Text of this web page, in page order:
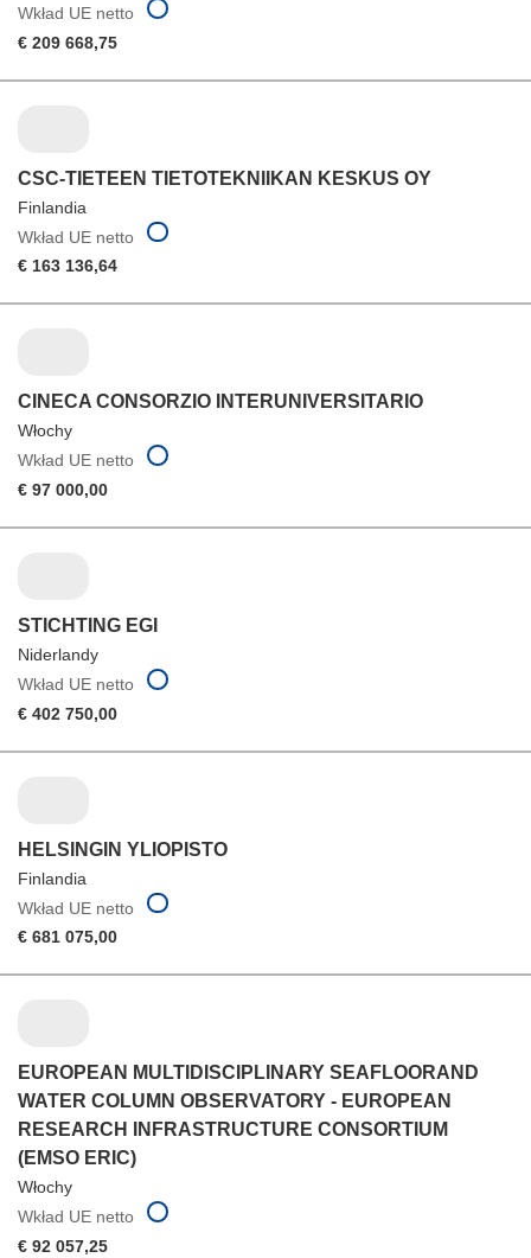
Wkład UE netto
€ 209 668,75
CSC-TIETEEN TIETOTEKNIIKAN KESKUS OY
Finlandia
Wkład UE netto
€ 163 136,64
CINECA CONSORZIO INTERUNIVERSITARIO
Włochy
Wkład UE netto
€ 97 000,00
STICHTING EGI
Niderlandy
Wkład UE netto
€ 402 750,00
HELSINGIN YLIOPISTO
Finlandia
Wkład UE netto
€ 681 075,00
EUROPEAN MULTIDISCIPLINARY SEAFLOORAND
WATER COLUMN OBSERVATORY - EUROPEAN
RESEARCH INFRASTRUCTURE CONSORTIUM
(EMSO ERIC)
Włochy
Wkład UE netto
€ 92 057,25